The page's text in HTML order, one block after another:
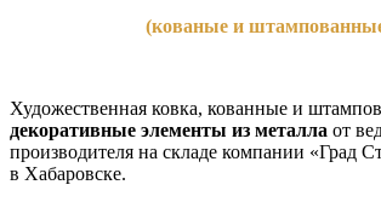
(кованые и
Художественная ковка, кованные и
декоративные элементы из металла от
производителя на складе компании «Град
в Хабаровске.